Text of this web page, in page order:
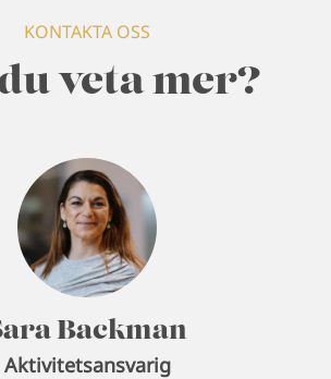
KONTAKTA OSS
veta mer?
Backman
Aktivitetsansvarig